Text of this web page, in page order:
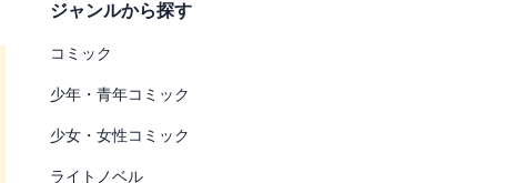
ジャンルから探す
コミック
少年・青年コミック
少女・女性コミック
ライトノベル